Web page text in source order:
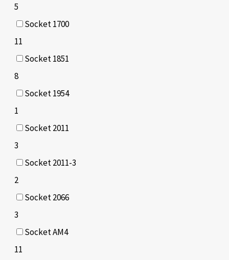
5
Socket 1700
11
Socket 1851
8
Socket 1954
1
Socket 2011
3
Socket 2011-3
2
Socket 2066
3
Socket AM4
11